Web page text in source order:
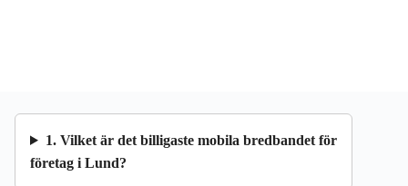
1. Vilket är det billigaste mobila bredbandet för
företag i Lund?